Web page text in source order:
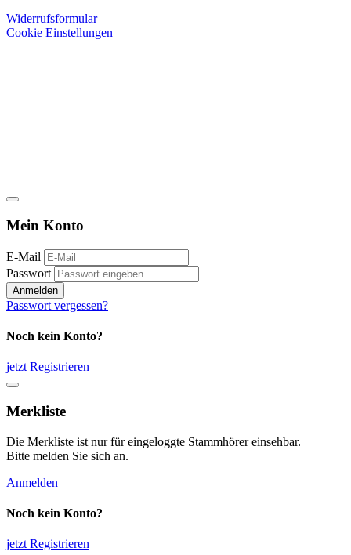
Widerrufsformular
Cookie Einstellungen
Mein Konto
E-Mail
Passwort
Anmelden
Passwort vergessen?
Noch kein Konto?
jetzt Registrieren
Merkliste
Die Merkliste ist nur für eingeloggte Stammhörer einsehbar.
Bitte melden Sie sich an.
Anmelden
Noch kein Konto?
jetzt Registrieren